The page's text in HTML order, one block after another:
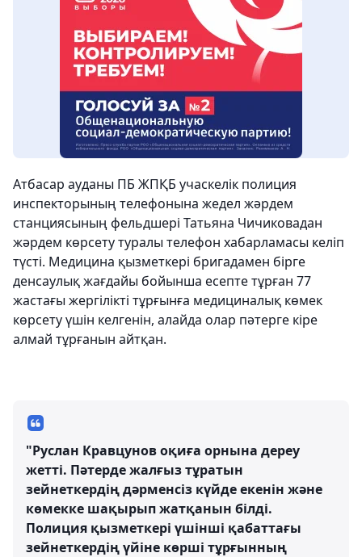
Атбасар ауданы ПБ ЖПҚБ учаскелік полиция
инспекторының телефонына жедел жәрдем
станциясының фельдшері Татьяна Чичиковадан
жәрдем көрсету туралы телефон хабарламасы келіп
түсті. Медицина қызметкері бригадамен бірге
денсаулық жағдайы бойынша есепте тұрған 77
жастағы жергілікті тұрғынға медициналық көмек
көрсету үшін келгенін, алайда олар пәтерге кіре
алмай тұрғанын айтқан.
"Руслан Кравцунов оқиға орнына дереу
жетті. Пәтерде жалғыз тұратын
зейнеткердің дәрменсіз күйде екенін және
көмекке шақырып жатқанын білді.
Полиция қызметкері үшінші қабаттағы
зейнеткердің үйіне көрші тұрғынның